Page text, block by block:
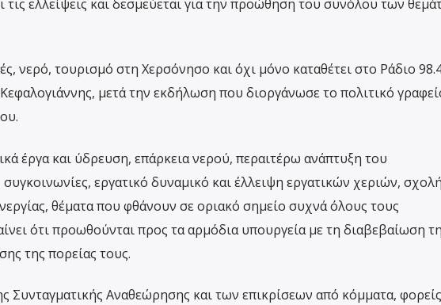
τις ελλείψεις και δεσμεύεται για την προώθηση του συνόλου των
νερό, τουρισμό στη Χερσόνησο και όχι μόνο καταθέτει στο Ράδιο
μετά την εκδήλωση που διοργάνωσε το πολιτικό
έργα και ύδρευση, επάρκεια νερού, περαιτέρω ανάπτυξη του
εργατικό δυναμικό και έλλειψη εργατικών χεριών, σχολή
θέματα που φθάνουν σε οριακό σημείο συχνά όλους τους
ότι προωθούνται προς τα αρμόδια υπουργεία με τη διαβεβαίωση
της πορείας τους.
Συνταγματικής Αναθεώρησης και των επικρίσεων από κόμματα,